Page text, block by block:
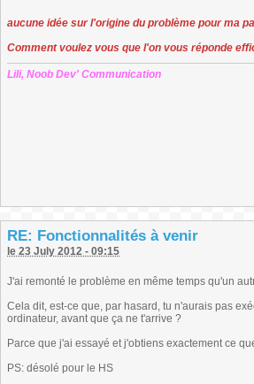
aucune idée sur l'origine du problème pour ma
Comment voulez vous que l'on vous réponde
Lili, Noob Dev' Communication
RE: Fonctionnalités à venir
le 23 July 2012 - 09:15
J'ai remonté le problème en même temps qu'un
Cela dit, est-ce que, par hasard, tu n'aurais pas
ordinateur, avant que ça ne t'arrive ?
Parce que j'ai essayé et j'obtiens exactement ce
PS: désolé pour le HS